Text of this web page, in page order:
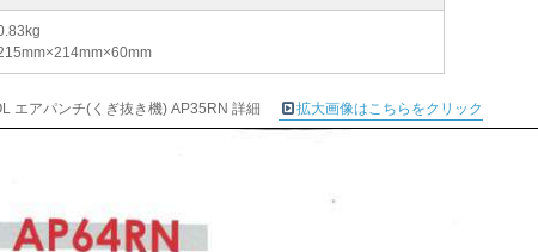
エアパンチ(くぎ抜き機) AP35RN 詳細 拡大画像はこちらをクリック